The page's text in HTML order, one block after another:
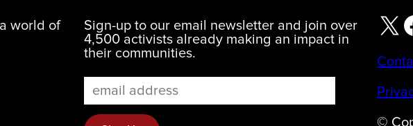
world of
Sign-up to our email newsletter and join over
4,500 activists already making an impact in
their communities.
X
©